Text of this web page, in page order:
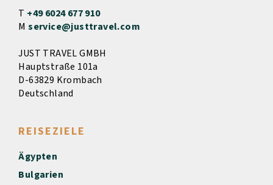
T +49 6024 677 910
Mservice@justtravel.com
JUST TRAVEL GMBH
Hauptstraße 101a
D-63829 Krombach
Deutschland
REISEZIELE
Ägypten
Bulgarien